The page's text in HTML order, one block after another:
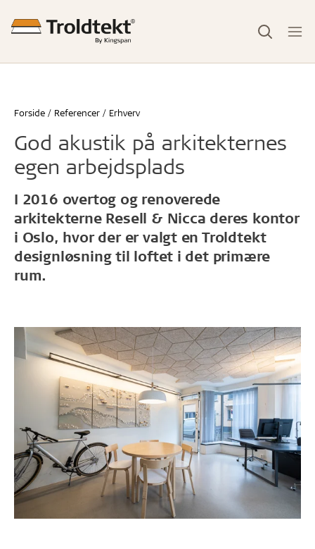
Forside Referencer Erhverv
God akustik på arkitekternes
egen arbejdsplads
I 2016 overtog og renoverede
arkitekterne Resell & Nicca deres kontor
i Oslo, hvor der er valgt en Troldtekt
designløsning til loftet i det primære
rum.